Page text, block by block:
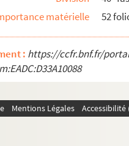
primae forma antiqua et nova.
Brevis eaque precommoda
Claudii Le Clerc, a
Philiberti de Gland,
fratris Noemi
elementa »
seu novae et veteris
de rhétorique, en latin. A la
matérielle
52
: https://ccfr.bnf.fr/
Mentions Légales